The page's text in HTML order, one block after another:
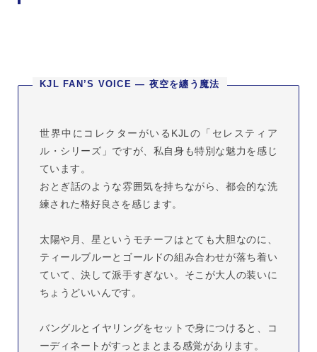
KJL FAN’S VOICE ― 夜空を纏う魔法
世界中にコレクターがいるKJLの「セレスティア
ル・シリーズ」ですが、私自身も特別な魅力を感じ
ています。
おとぎ話のような雰囲気を持ちながら、都会的な洗
練された格好良さを感じます。
太陽や月、星というモチーフはとても大胆なのに、
ティールブルーとゴールドの組み合わせが落ち着い
ていて、決して派手すぎない。そこが大人の装いに
ちょうどいいんです。
バングルとイヤリングをセットで身につけると、コ
ーディネートがすっとまとまる感覚があります。